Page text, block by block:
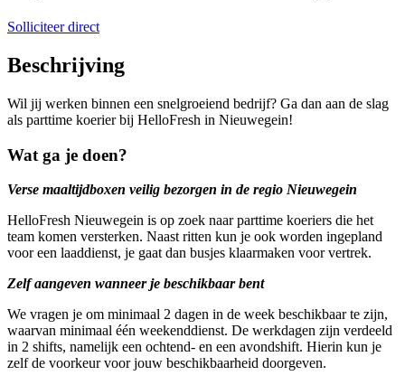
Solliciteer direct
Beschrijving
Wil jij werken binnen een snelgroeiend bedrijf? Ga dan aan de slag
als parttime koerier bij HelloFresh in Nieuwegein!
Wat ga je doen?
Verse maaltijdboxen veilig bezorgen in de regio Nieuwegein
HelloFresh Nieuwegein is op zoek naar parttime koeriers die het
team komen versterken. Naast ritten kun je ook worden ingepland
voor een laaddienst, je gaat dan busjes klaarmaken voor vertrek.
Zelf aangeven wanneer je beschikbaar bent
We vragen je om minimaal 2 dagen in de week beschikbaar te zijn,
waarvan minimaal één weekenddienst. De werkdagen zijn verdeeld
in 2 shifts, namelijk een ochtend- en een avondshift. Hierin kun je
zelf de voorkeur voor jouw beschikbaarheid doorgeven.